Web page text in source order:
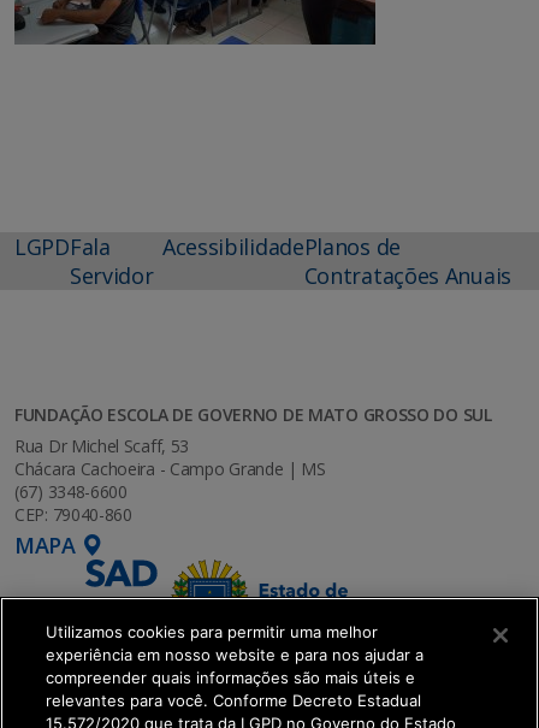
LGPDFala
Servidor
AcessibilidadePlanos de
Contratações Anuais
FUNDAÇÃO ESCOLA DE GOVERNO DE MATO GROSSO DO SUL
Rua Dr Michel Scaff, 53
Chácara Cachoeira - Campo Grande | MS
(67) 3348-6600
CEP: 79040-860
MAPA
Utilizamos cookies para permitir uma melhor
experiência em nosso website e para nos ajudar a
compreender quais informações são mais úteis e
relevantes para você. Conforme Decreto Estadual
15.572/2020 que trata da LGPD no Governo do Estado